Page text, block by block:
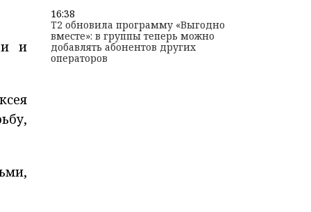
и
16:38
T2 обновила программу «Выгодно
вместе»: в группы теперь можно
добавлять абонентов других
операторов